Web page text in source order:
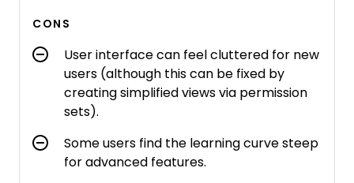
CONS
User interface can feel cluttered for new
users (although this can be fixed by
creating simplified views via permission
sets).
Some users find the learning curve steep
for advanced features.